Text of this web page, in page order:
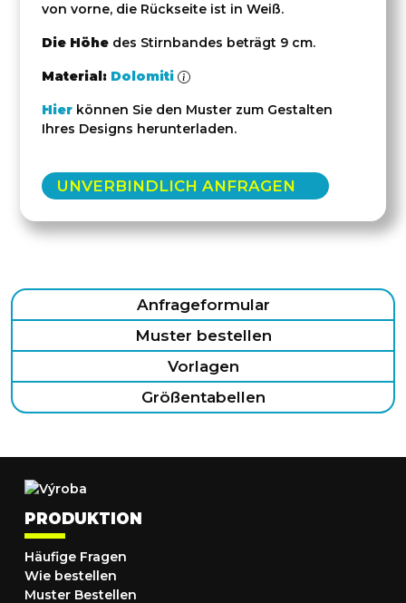
von vorne, die Rückseite ist in Weiß.
Die Höhe des Stirnbandes beträgt 9 cm.
Material: Dolomiti
Hier können Sie den Muster zum Gestalten
Ihres Designs herunterladen.
UNVERBINDLICH ANFRAGEN
Anfrageformular
Muster bestellen
Vorlagen
Größentabellen
PRODUKTION
Häufige Fragen
Wie bestellen
Muster Bestellen